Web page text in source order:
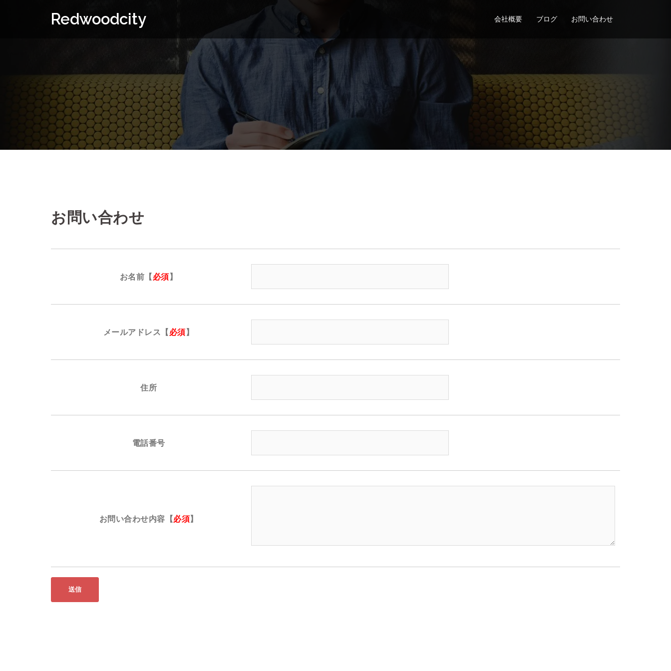
Redwoodcity 会社概要 ブログ お問い合わせ
お問い合わせ
お名前 【 必須】
メールアドレス 【 必須】
住所
電話番号
お問い合わせ内容 【必須】